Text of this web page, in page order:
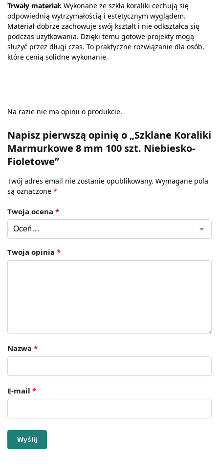
Trwały materiał: Wykonane ze szkła koraliki cechują się
odpowiednią wytrzymałością i estetycznym wyglądem.
Materiał dobrze zachowuje swój kształt i nie odkształca się
podczas użytkowania. Dzięki temu gotowe projekty mogą
służyć przez długi czas. To praktyczne rozwiązanie dla osób,
które cenią solidne wykonanie.
Na razie nie ma opinii o produkcie.
Napisz pierwszą opinię o „Szklane Koraliki
Marmurkowe 8 mm 100 szt. Niebiesko-
Fioletowe”
Twój adres email nie zostanie opublikowany. Wymagane pola
są oznaczone *
Twoja ocena *
Twoja opinia *
Nazwa *
E-mail *